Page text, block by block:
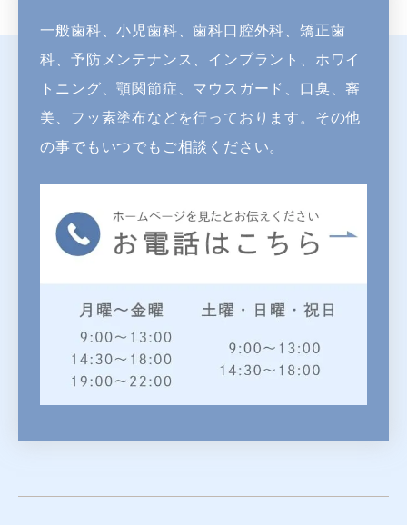
一般歯科、小児歯科、歯科口腔外科、矯正歯
科、予防メンテナンス、インプラント、 ホワイ
トニング、顎関節症、マウスガード、口臭、審
美、フッ素塗布などを行っております。 その他
の事でもいつでもご相談ください。